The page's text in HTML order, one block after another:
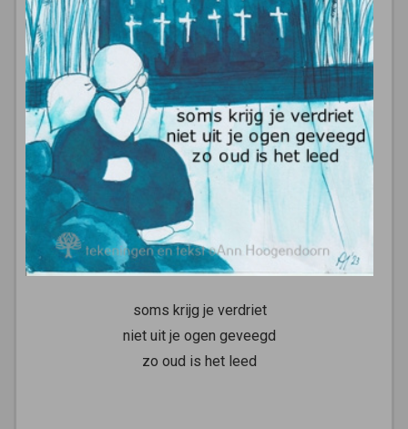
soms krijg je verdriet
niet uit je ogen geveegd
zo oud is het leed